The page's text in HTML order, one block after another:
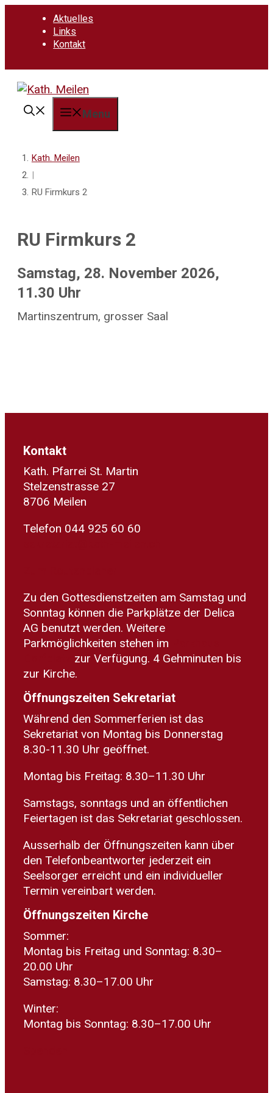
Aktuelles
Links
Kontakt
Menu
Kath. Meilen
|
RU Firmkurs 2
RU Firmkurs 2
Samstag, 28. November 2026,
11.30 Uhr
Martinszentrum, grosser Saal
Kontakt
Kath. Pfarrei St. Martin
Stelzenstrasse 27
8706 Meilen
Telefon 044 925 60 60
Zu den Gottesdienstzeiten am Samstag und
Sonntag können die Parkplätze der Delica
AG benutzt werden. Weitere
Parkmöglichkeiten stehen im
zur Verfügung. 4 Gehminuten bis
zur Kirche.
Öffnungszeiten Sekretariat
Während den Sommerferien ist das
Sekretariat von Montag bis Donnerstag
8.30-11.30 Uhr geöffnet.
Montag bis Freitag: 8.30–11.30 Uhr
Samstags, sonntags und an öffentlichen
Feiertagen ist das Sekretariat geschlossen.
Ausserhalb der Öffnungszeiten kann über
den Telefonbeantworter jederzeit ein
Seelsorger erreicht und ein individueller
Termin vereinbart werden.
Öffnungszeiten Kirche
Sommer:
Montag bis Freitag und Sonntag: 8.30–
20.00 Uhr
Samstag: 8.30–17.00 Uhr
Winter:
Montag bis Sonntag: 8.30–17.00 Uhr